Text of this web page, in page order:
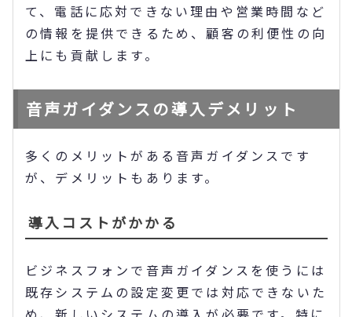
て、電話に応対できない理由や営業時間など
の情報を提供できるため、顧客の利便性の向
上にも貢献します。
音声ガイダンスの導入デメリット
多くのメリットがある音声ガイダンスです
が、デメリットもあります。
導入コストがかかる
ビジネスフォンで音声ガイダンスを使うには
既存システムの設定変更では対応できないた